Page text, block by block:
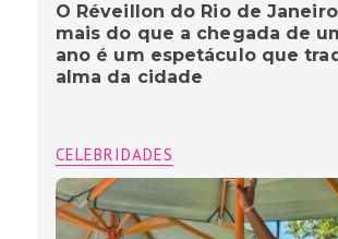
O Réveillon do Rio de
mais do que a chegada de
ano é um espetáculo que
alma da cidade
CELEBRIDADES